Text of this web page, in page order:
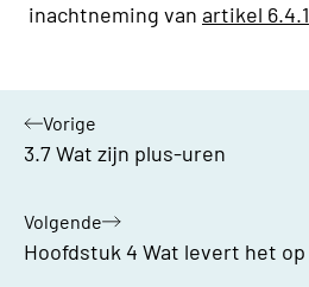
inachtneming van artikel 6.4.1
Vorige
3.7 Wat zijn plus-uren
Volgendehoofdstuk:
Hoofdstuk 4 Wat levert het op